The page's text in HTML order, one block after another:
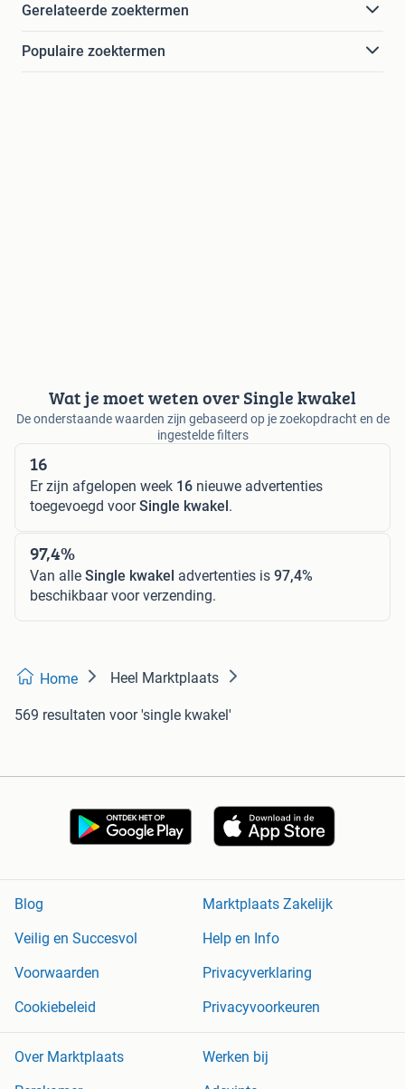
Gerelateerde zoektermen
Populaire zoektermen
Wat je moet weten over Single kwakel
De onderstaande waarden zijn gebaseerd op je zoekopdracht en de
ingestelde filters
16
Er zijn afgelopen week 16 nieuwe advertenties
toegevoegd voorSingle kwakel.
97,4%
Van alle Single kwakel advertenties is 97,4%
beschikbaar voor verzending.
Home Heel Marktplaats
569 resultaten voor 'single kwakel'
Blog
Marktplaats Zakelijk
Veilig en Succesvol
Help en Info
Voorwaarden
Privacyverklaring
Cookiebeleid
Privacyvoorkeuren
Over Marktplaats
Werken bij